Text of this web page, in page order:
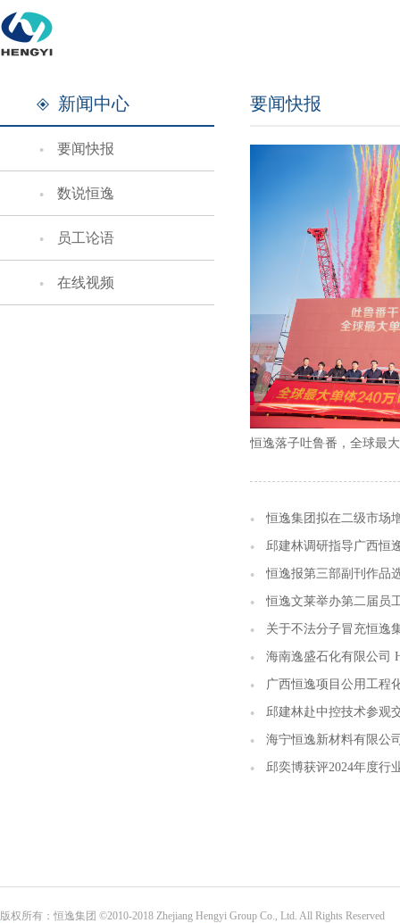
新闻中心
要闻快报
数说恒逸
员工论语
在线视频
要闻快报
恒逸集团拟在二级市场
邱建林调研指导广西恒
恒逸报第三部副刊作品
恒逸文莱举办第二届员
关于不法分子冒充恒逸
海南逸盛石化有限公司
广西恒逸项目公用工程
邱建林赴中控技术参观
海宁恒逸新材料有限公
邱奕博获评2024年度行
版权所有：恒逸集团 ©2010-2018 Zhejiang Hengyi Group Co., Ltd. All Rights Reserved